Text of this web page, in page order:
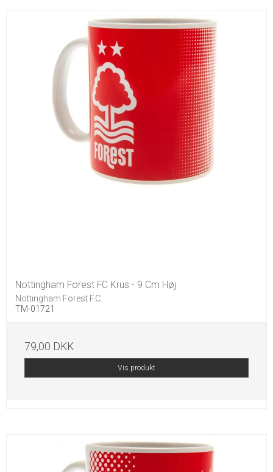
Nottingham Forest FC Krus - 9 Cm Høj
Nottingham Forest F.C.
TM-01721
79,00 DKK
Vis produkt